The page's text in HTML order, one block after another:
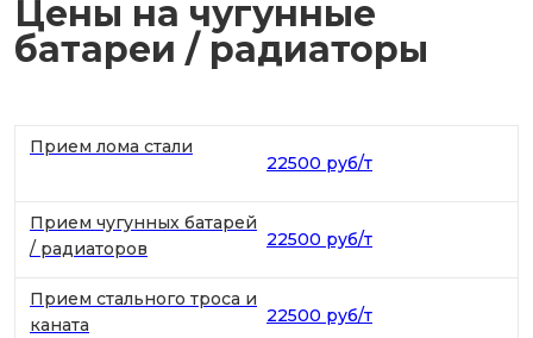
Цены на чугунные
батареи / радиаторы
Прием лома стали
22500 руб/т
Прием чугунных батарей
/ радиаторов
22500 руб/т
Прием стального троса и
каната
22500 руб/т